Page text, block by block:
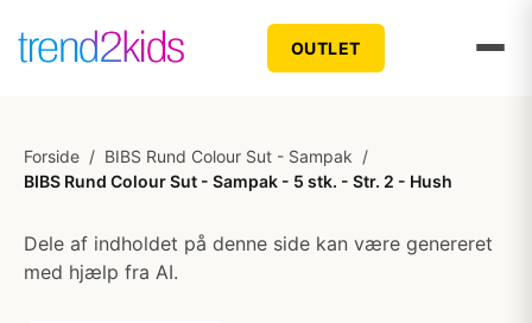
OUTLET
Forside / BIBS Rund Colour Sut - Sampak /
BIBS Rund Colour Sut - Sampak - 5 stk. - Str. 2 - Hush
Dele af indholdet på denne side kan være genereret
med hjælp fra AI.